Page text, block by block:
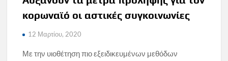
κορωναϊό οι αστικές συγκοινωνίες
12 Μαρτίου, 2020
Με την υιοθέτηση πιο εξειδικευμένων μεθόδων